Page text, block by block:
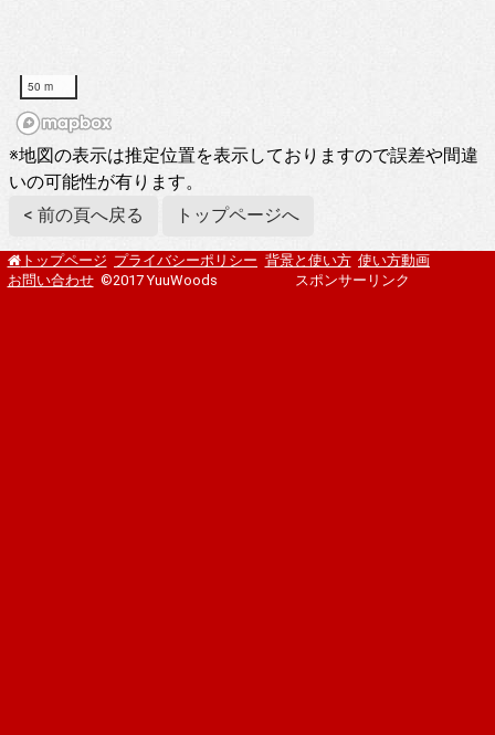
50 m
※地図の表示は推定位置を表示しておりますので誤差や間違
いの可能性が有ります。
< 前の頁へ戻る
トップページへ
トップページ プライバシーポリシー 背景と使い方 使い方動画
お問い合わせ ©2017 YuuWoods スポンサーリンク